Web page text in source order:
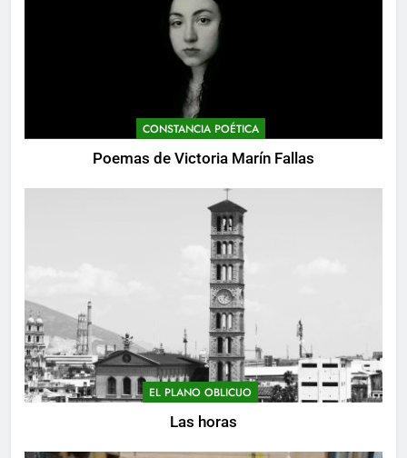
CONSTANCIA POÉTICA
Poemas de Victoria Marín Fallas
EL PLANO OBLICUO
Las horas